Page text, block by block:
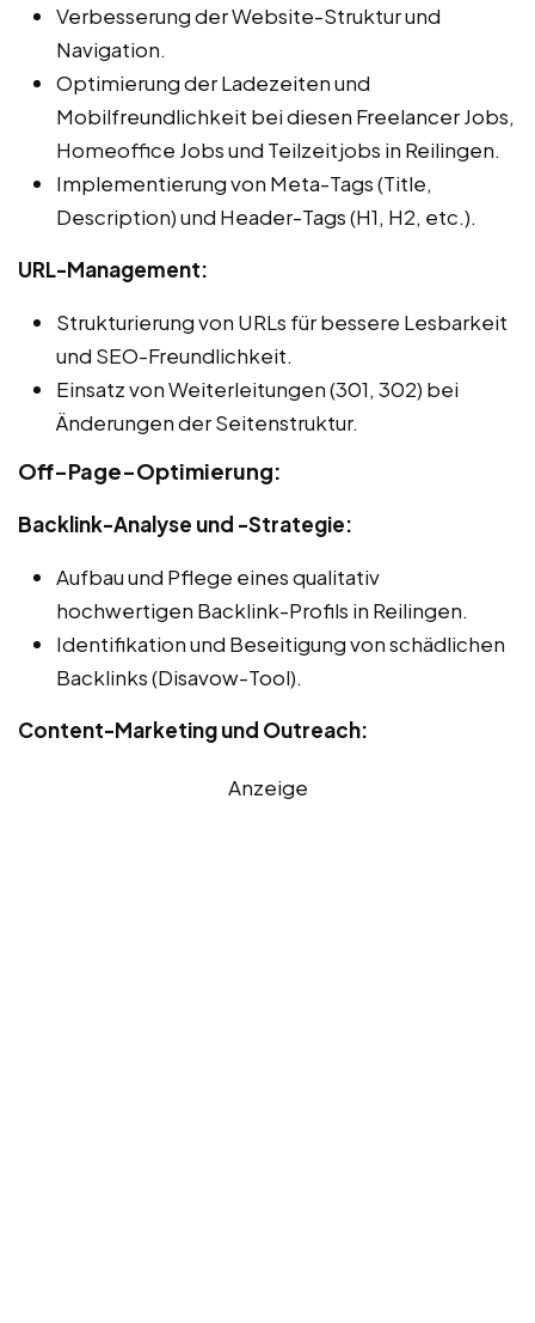
Verbesserung der Website-Struktur und
Navigation.
Optimierung der Ladezeiten und
Mobilfreundlichkeit bei diesen Freelancer Jobs,
Homeoffice Jobs und Teilzeitjobs in Reilingen.
Implementierung von Meta-Tags (Title,
Description) und Header-Tags (H1, H2, etc.).
URL-Management:
Strukturierung von URLs für bessere Lesbarkeit
und SEO-Freundlichkeit.
Einsatz von Weiterleitungen (301, 302) bei
Änderungen der Seitenstruktur.
Off-Page-Optimierung:
Backlink-Analyse und -Strategie:
Aufbau und Pflege eines qualitativ
hochwertigen Backlink-Profils in Reilingen.
Identifikation und Beseitigung von schädlichen
Backlinks (Disavow-Tool).
Content-Marketing und Outreach:
Anzeige